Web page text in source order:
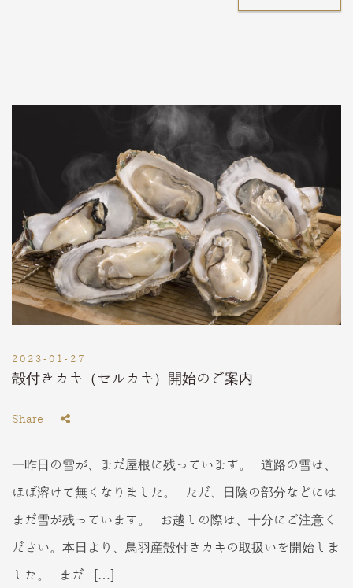
2023-01-27
殻付きカキ（セルカキ）開始のご案内
Share
一昨日の雪が、まだ屋根に残っています。 道路の雪は、
ほぼ溶けて無くなりました。 ただ、日陰の部分などには
まだ雪が残っています。 お越しの際は、十分にご注意く
ださい。本日より、鳥羽産殻付きカキの取扱いを開始しま
した。 まだ […]